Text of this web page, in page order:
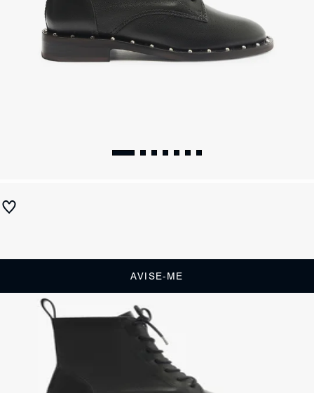
AVISE-ME
DESCRIÇÃO
Essa bota coturno de couro surpreende por seu visual mais feminino e
sofisticado. Com cano baixo e amarração, essa bota preta se destaca
pela delicada aplicação de tachas metalizadas em sua base. Vai ser
uma aposta elegante com aquele toque extra de personalidade!